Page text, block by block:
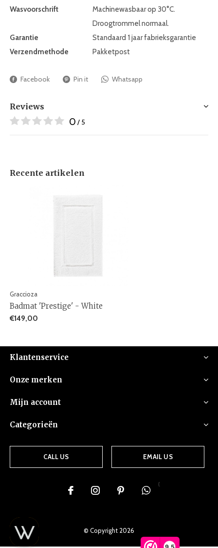
9,5
Wasvoorschrift
Machinewasbaar op 30°C.
Droogtrommel normaal.
Garantie
Standaard 1 jaar fabrieksgarantie
Verzendmethode
Pakketpost
Facebook Pin it Whatsapp
Reviews
0 / 5
Recente artikelen
Graccioza
Badmat 'Prestige' - White
€149,00
Klantenservice
Onze merken
Mijn account
Categorieën
CALL US EMAIL US
{
© Copyright 2026